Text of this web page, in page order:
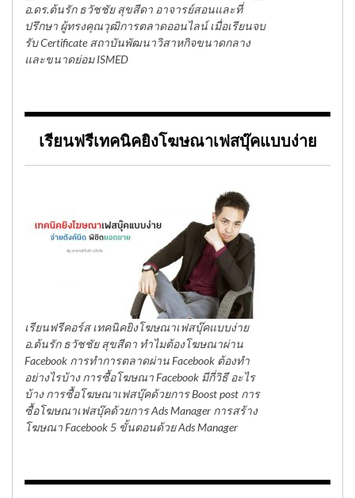
อ.ดร.ต้นรัก ธวัชชัย สุขสีดา อาจารย์สอนและที่
ปรึกษา ผู้ทรงคุณวุฒิการตลาดออนไลน์ เมื่อเรียนจบ
รับ Certificate สถาบันพัฒนาวิสาหกิจขนาดกลาง
และขนาดย่อม ISMED
เรียนฟรีเทคนิคยิงโฆษณาเฟสบุ๊คแบบง่าย
เรียนฟรีคอร์ส เทคนิคยิงโฆษณาเฟสบุ๊คแบบง่าย
อ.ต้นรัก ธวัชชัย สุขสีดา ทำไมต้องโฆษณาผ่าน
Facebook การทำการตลาดผ่าน Facebook ต้องทำ
อย่างไรบ้าง การซื้อโฆษณา Facebook มีกี่วิธี อะไร
บ้าง การซื้อโฆษณาเฟสบุ๊คด้วยการ Boost post การ
ซื้อโฆษณาเฟสบุ๊คด้วยการ Ads Manager การสร้าง
โฆษณา Facebook 5 ขั้นตอนด้วย Ads Manager